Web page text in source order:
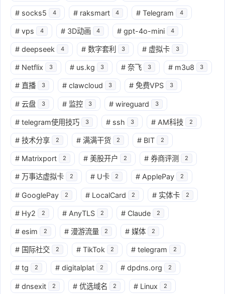
# socks5 4 # raksmart 4 # Telegram 4
# vps 4 # 3D动画 4 # gpt-4o-mini 4
# deepseek 4 # 数字套利 3 # 虚拟卡 3
# Netflix 3 # us.kg 3 # 奈飞 3 # m3u8 3
# 直播 3 # clawcloud 3 # 免费VPS 3
# 云盘 3 # 监控 3 # wireguard 3
# telegram使用技巧 3 # ssh 3 # AM科技 2
# 技术分享 2 # 满满干货 2 # BIT 2
# Matrixport 2 # 美股开户 2 # 券商评测 2
# 万事达虚拟卡 2 # U卡 2 # ApplePay 2
# GooglePay 2 # LocalCard 2 # 实体卡 2
# Hy2 2 # AnyTLS 2 # Claude 2
# esim 2 # 漫游流量 2 # 媒体 2
# 国际社交 2 # TikTok 2 # telegram 2
# tg 2 # digitalplat 2 # dpdns.org 2
# dnsexit 2 # 优选域名 2 # Linux 2